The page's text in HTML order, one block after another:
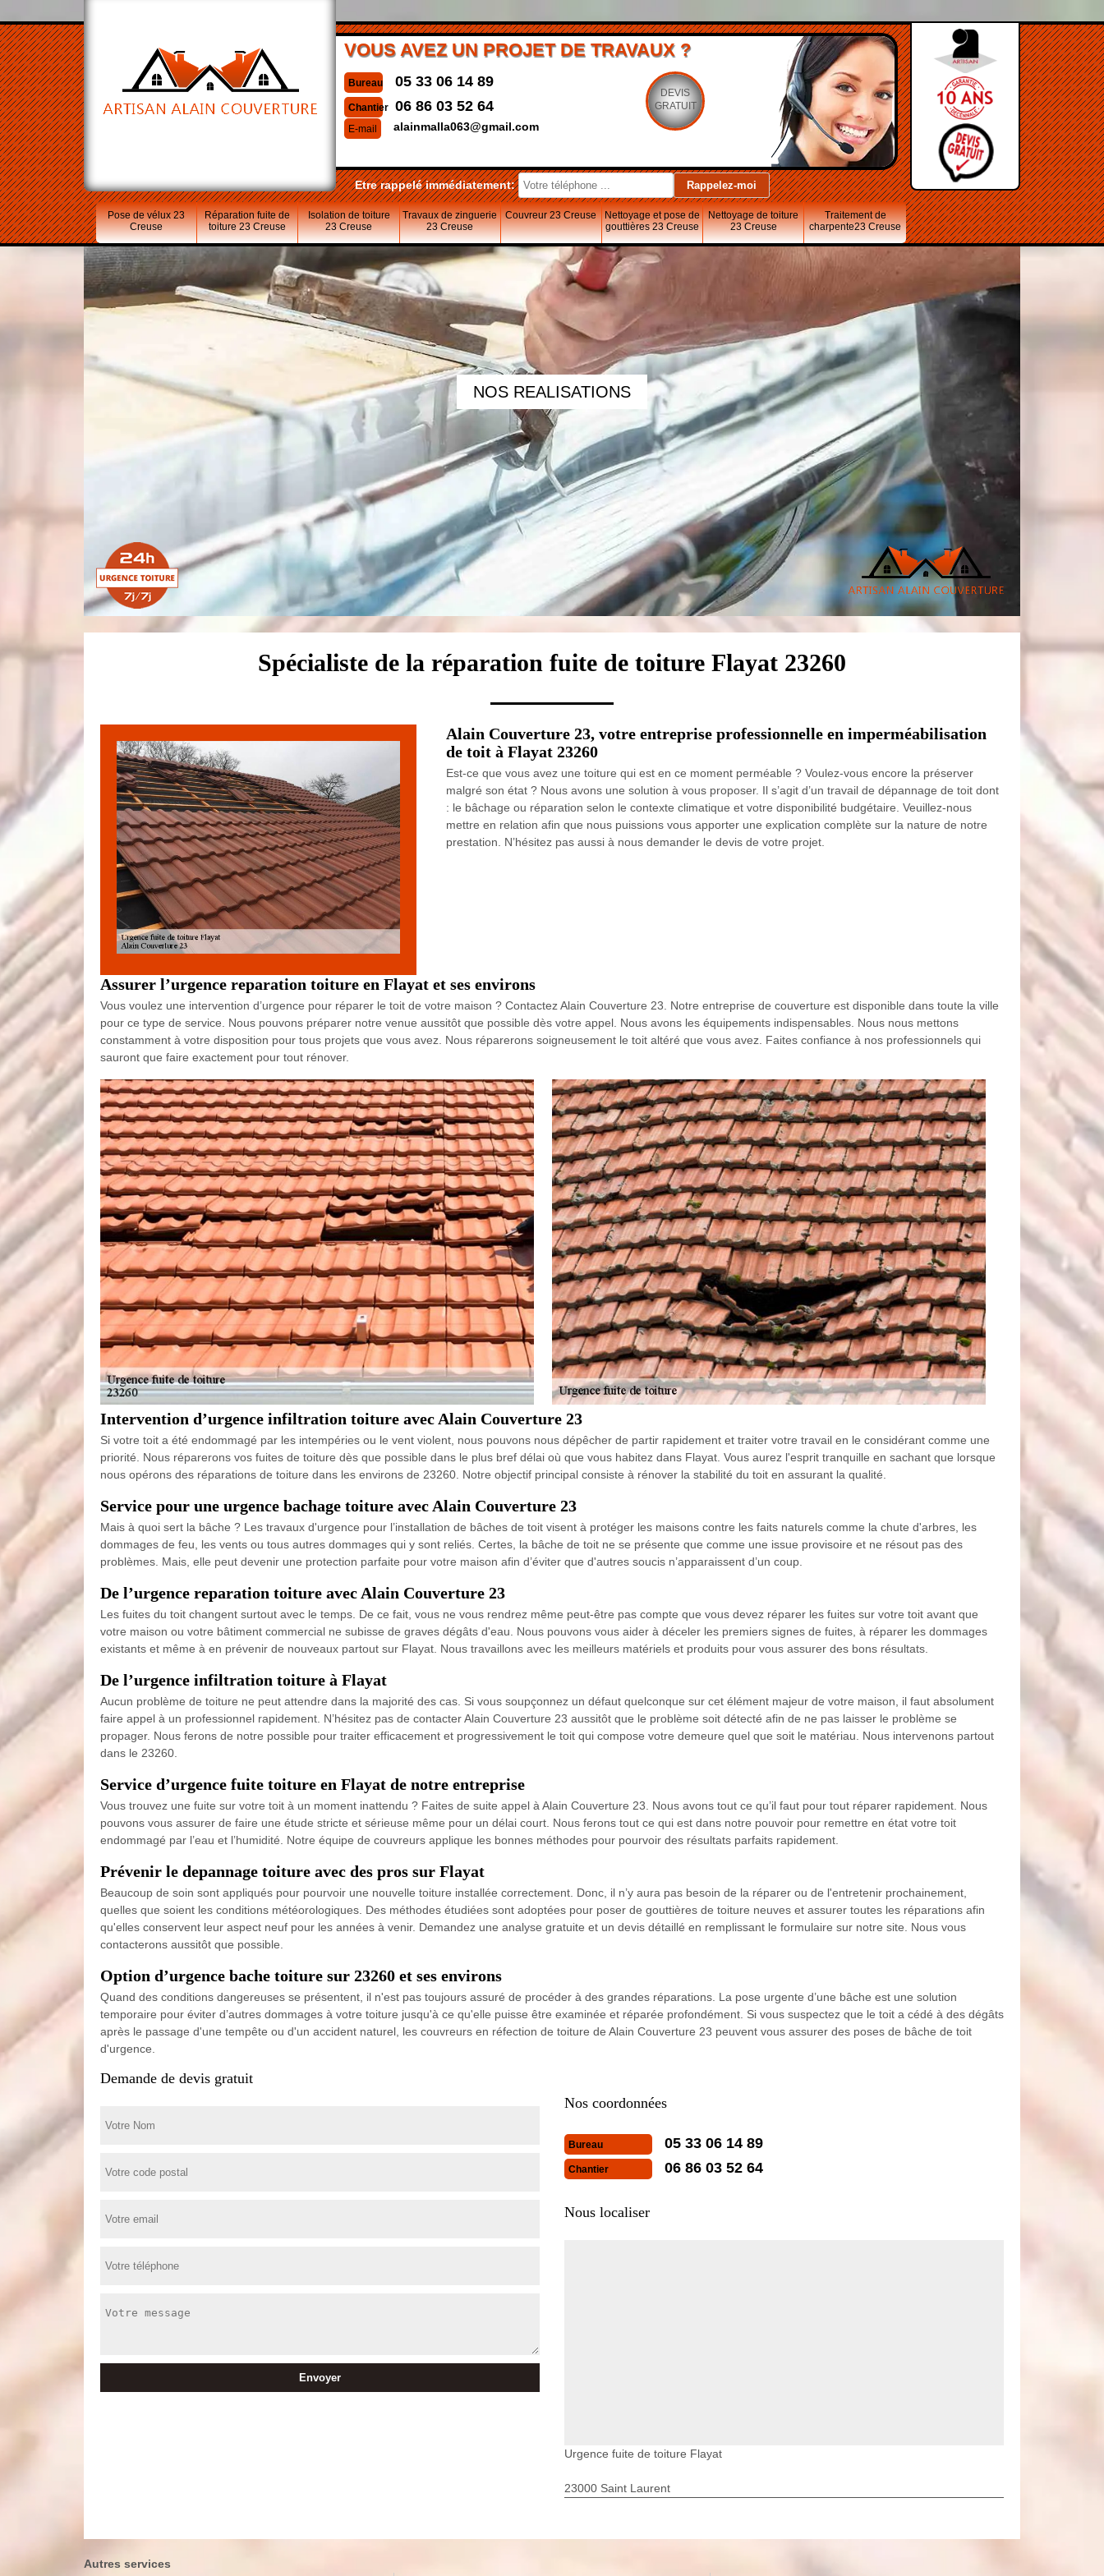
VOUS AVEZ UN PROJET DE TRAVAUX ?
Bureau 05 33 06 14 89
Chantier 06 86 03 52 64
E-mail alainmalla063@gmail.com
DEVIS
GRATUIT
Etre rappelé immédiatement:
Pose de vélux 23
Creuse
Réparation fuite de
toiture 23 Creuse
Isolation de toiture
23 Creuse
Travaux de zinguerie
23 Creuse
Couvreur 23 Creuse
Nettoyage et pose de
gouttières 23 Creuse
Nettoyage de toiture
23 Creuse
Traitement de
charpente23 Creuse
NOS REALISATIONS
Spécialiste de la réparation fuite de toiture Flayat 23260
Alain Couverture 23, votre entreprise professionnelle en imperméabilisation
de toit à Flayat 23260
Est-ce que vous avez une toiture qui est en ce moment perméable ? Voulez-vous encore la préserver
malgré son état ? Nous avons une solution à vous proposer. Il s’agit d’un travail de dépannage de toit dont
: le bâchage ou réparation selon le contexte climatique et votre disponibilité budgétaire. Veuillez-nous
mettre en relation afin que nous puissions vous apporter une explication complète sur la nature de notre
prestation. N’hésitez pas aussi à nous demander le devis de votre projet.
Assurer l’urgence reparation toiture en Flayat et ses environs
Vous voulez une intervention d’urgence pour réparer le toit de votre maison ? Contactez Alain Couverture 23. Notre entreprise de couverture est disponible dans toute la ville
pour ce type de service. Nous pouvons préparer notre venue aussitôt que possible dès votre appel. Nous avons les équipements indispensables. Nous nous mettons
constamment à votre disposition pour tous projets que vous avez. Nous réparerons soigneusement le toit altéré que vous avez. Faites confiance à nos professionnels qui
sauront que faire exactement pour tout rénover.
Intervention d’urgence infiltration toiture avec Alain Couverture 23
Si votre toit a été endommagé par les intempéries ou le vent violent, nous pouvons nous dépêcher de partir rapidement et traiter votre travail en le considérant comme une
priorité. Nous réparerons vos fuites de toiture dès que possible dans le plus bref délai où que vous habitez dans Flayat. Vous aurez l'esprit tranquille en sachant que lorsque
nous opérons des réparations de toiture dans les environs de 23260. Notre objectif principal consiste à rénover la stabilité du toit en assurant la qualité.
Service pour une urgence bachage toiture avec Alain Couverture 23
Mais à quoi sert la bâche ? Les travaux d'urgence pour l’installation de bâches de toit visent à protéger les maisons contre les faits naturels comme la chute d'arbres, les
dommages de feu, les vents ou tous autres dommages qui y sont reliés. Certes, la bâche de toit ne se présente que comme une issue provisoire et ne résout pas des
problèmes. Mais, elle peut devenir une protection parfaite pour votre maison afin d’éviter que d'autres soucis n’apparaissent d’un coup.
De l’urgence reparation toiture avec Alain Couverture 23
Les fuites du toit changent surtout avec le temps. De ce fait, vous ne vous rendrez même peut-être pas compte que vous devez réparer les fuites sur votre toit avant que
votre maison ou votre bâtiment commercial ne subisse de graves dégâts d'eau. Nous pouvons vous aider à déceler les premiers signes de fuites, à réparer les dommages
existants et même à en prévenir de nouveaux partout sur Flayat. Nous travaillons avec les meilleurs matériels et produits pour vous assurer des bons résultats.
De l’urgence infiltration toiture à Flayat
Aucun problème de toiture ne peut attendre dans la majorité des cas. Si vous soupçonnez un défaut quelconque sur cet élément majeur de votre maison, il faut absolument
faire appel à un professionnel rapidement. N’hésitez pas de contacter Alain Couverture 23 aussitôt que le problème soit détecté afin de ne pas laisser le problème se
propager. Nous ferons de notre possible pour traiter efficacement et progressivement le toit qui compose votre demeure quel que soit le matériau. Nous intervenons partout
dans le 23260.
Service d’urgence fuite toiture en Flayat de notre entreprise
Vous trouvez une fuite sur votre toit à un moment inattendu ? Faites de suite appel à Alain Couverture 23. Nous avons tout ce qu’il faut pour tout réparer rapidement. Nous
pouvons vous assurer de faire une étude stricte et sérieuse même pour un délai court. Nous ferons tout ce qui est dans notre pouvoir pour remettre en état votre toit
endommagé par l’eau et l’humidité. Notre équipe de couvreurs applique les bonnes méthodes pour pourvoir des résultats parfaits rapidement.
Prévenir le depannage toiture avec des pros sur Flayat
Beaucoup de soin sont appliqués pour pourvoir une nouvelle toiture installée correctement. Donc, il n’y aura pas besoin de la réparer ou de l'entretenir prochainement,
quelles que soient les conditions météorologiques. Des méthodes étudiées sont adoptées pour poser de gouttières de toiture neuves et assurer toutes les réparations afin
qu'elles conservent leur aspect neuf pour les années à venir. Demandez une analyse gratuite et un devis détaillé en remplissant le formulaire sur notre site. Nous vous
contacterons aussitôt que possible.
Option d’urgence bache toiture sur 23260 et ses environs
Quand des conditions dangereuses se présentent, il n'est pas toujours assuré de procéder à des grandes réparations. La pose urgente d’une bâche est une solution
temporaire pour éviter d’autres dommages à votre toiture jusqu'à ce qu'elle puisse être examinée et réparée profondément. Si vous suspectez que le toit a cédé à des dégâts
après le passage d'une tempête ou d'un accident naturel, les couvreurs en réfection de toiture de Alain Couverture 23 peuvent vous assurer des poses de bâche de toit
d'urgence.
Demande de devis gratuit
Nos coordonnées
Bureau 05 33 06 14 89
Chantier 06 86 03 52 64
Nous localiser
Urgence fuite de toiture Flayat
23000 Saint Laurent
Autres services